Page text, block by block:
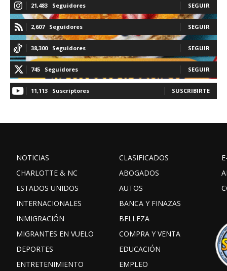
21,483 Seguidores SEGUIR
2,607 Seguidores SEGUIR
38,300 Seguidores SEGUIR
745 Seguidores SEGUIR
11,113 Suscriptores SUSCRIBIRTE
NOTICIAS
CHARLOTTE & NC
ESTADOS UNIDOS
INTERNACIONALES
INMIGRACIÓN
MIGRANTES EN VUELO
DEPORTES
ENTRETENIMIENTO
CLASIFICADOS
ABOGADOS
AUTOS
BANCA Y FINAZAS
BELLEZA
COMPRA Y VENTA
EDUCACIÓN
EMPLEO